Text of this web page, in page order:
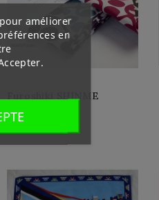
Furoshiki SHINME
4 000 ¥
améliorer
en